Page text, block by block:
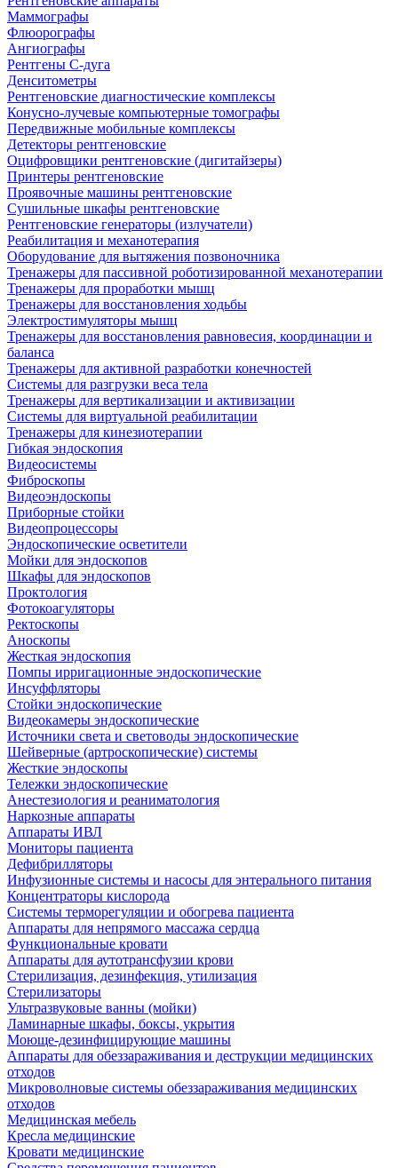
Маммографы
Флюорографы
Ангиографы
Рентгены С-дуга
Денситометры
Рентгеновские диагностические комплексы
Конусно-лучевые компьютерные томографы
Передвижные мобильные комплексы
Детекторы рентгеновские
Оцифровщики рентгеновские (дигитайзеры)
Принтеры рентгеновские
Проявочные машины рентгеновские
Сушильные шкафы рентгеновские
Рентгеновские генераторы (излучатели)
Реабилитация и механотерапия
Оборудование для вытяжения позвоночника
Тренажеры для пассивной роботизированной механотерапии
Тренажеры для проработки мышц
Тренажеры для восстановления ходьбы
Электростимуляторы мышц
Тренажеры для восстановления равновесия, координации и
баланса
Тренажеры для активной разработки конечностей
Системы для разгрузки веса тела
Тренажеры для вертикализации и активизации
Системы для виртуальной реабилитации
Тренажеры для кинезиотерапии
Гибкая эндоскопия
Видеосистемы
Фиброскопы
Видеоэндоскопы
Приборные стойки
Видеопроцессоры
Эндоскопические осветители
Мойки для эндоскопов
Шкафы для эндоскопов
Проктология
Фотокоагуляторы
Ректоскопы
Аноскопы
Жесткая эндоскопия
Помпы ирригационные эндоскопические
Инсуффляторы
Стойки эндоскопические
Видеокамеры эндоскопические
Источники света и световоды эндоскопические
Шейверные (артроскопические) системы
Жесткие эндоскопы
Тележки эндоскопические
Анестезиология и реаниматология
Наркозные аппараты
Аппараты ИВЛ
Мониторы пациента
Дефибрилляторы
Инфузионные системы и насосы для энтерального питания
Концентраторы кислорода
Системы терморегуляции и обогрева пациента
Аппараты для непрямого массажа сердца
Функциональные кровати
Аппараты для аутотрансфузии крови
Стерилизация, дезинфекция, утилизация
Стерилизаторы
Ультразвуковые ванны (мойки)
Ламинарные шкафы, боксы, укрытия
Моюще-дезинфицирующие машины
Аппараты для обеззараживания и деструкции медицинских
отходов
Микроволновые системы обеззараживания медицинских
отходов
Медицинская мебель
Кресла медицинские
Кровати медицинские